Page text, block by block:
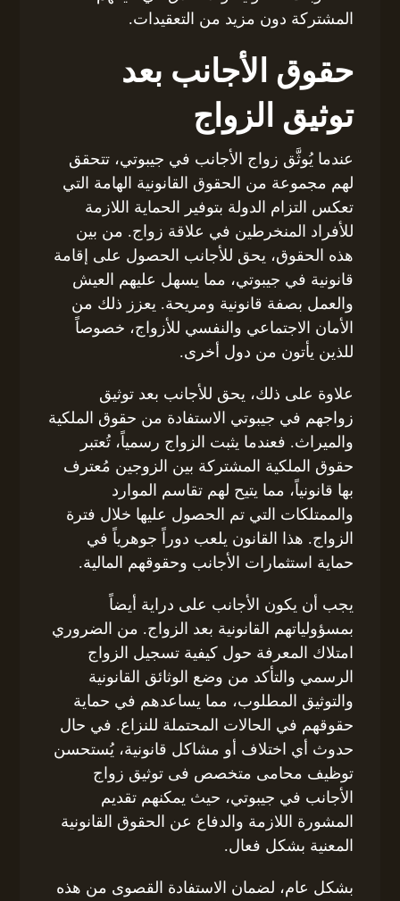
المشتركة دون مزيد من التعقيدات.
حقوق الأجانب بعد
توثيق الزواج
عندما يُوثَّق زواج الأجانب في جيبوتي، تتحقق
لهم مجموعة من الحقوق القانونية الهامة التي
تعكس التزام الدولة بتوفير الحماية اللازمة
للأفراد المنخرطين في علاقة زواج. من بين
هذه الحقوق، يحق للأجانب الحصول على إقامة
قانونية في جيبوتي، مما يسهل عليهم العيش
والعمل بصفة قانونية ومريحة. يعزز ذلك من
الأمان الاجتماعي والنفسي للأزواج، خصوصاً
للذين يأتون من دول أخرى.
علاوة على ذلك، يحق للأجانب بعد توثيق
زواجهم في جيبوتي الاستفادة من حقوق الملكية
والميراث. فعندما يثبت الزواج رسمياً، تُعتبر
حقوق الملكية المشتركة بين الزوجين مُعترف
بها قانونياً، مما يتيح لهم تقاسم الموارد
والممتلكات التي تم الحصول عليها خلال فترة
الزواج. هذا القانون يلعب دوراً جوهرياً في
حماية استثمارات الأجانب وحقوقهم المالية.
يجب أن يكون الأجانب على دراية أيضاً
بمسؤولياتهم القانونية بعد الزواج. من الضروري
امتلاك المعرفة حول كيفية تسجيل الزواج
الرسمي والتأكد من وضع الوثائق القانونية
والتوثيق المطلوب، مما يساعدهم في حماية
حقوقهم في الحالات المحتملة للنزاع. في حال
حدوث أي اختلاف أو مشاكل قانونية، يُستحسن
توظيف محامى متخصص فى توثيق زواج
الأجانب في جيبوتي، حيث يمكنهم تقديم
المشورة اللازمة والدفاع عن الحقوق القانونية
المعنية بشكل فعال.
بشكل عام، لضمان الاستفادة القصوى من هذه